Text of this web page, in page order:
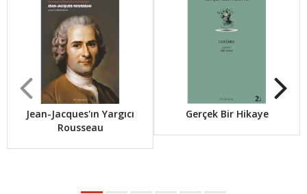
Jean-Jacques'ın Yargıcı
Rousseau
Gerçek Bir Hikaye